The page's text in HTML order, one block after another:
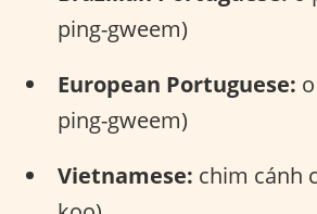
ping-gweem)
European Portuguese:
ping-gweem)
Vietnamese: chim cánh